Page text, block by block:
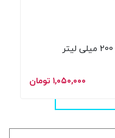
۱,۰۵۰,۰۰۰ تومان